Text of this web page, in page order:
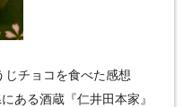
チョコを食べた感想
ある酒蔵『仁井田本家』